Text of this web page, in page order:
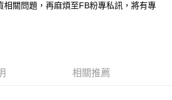
含以上)免運費
相關問題，再麻煩至FB粉專私訊，將有專
相關推薦